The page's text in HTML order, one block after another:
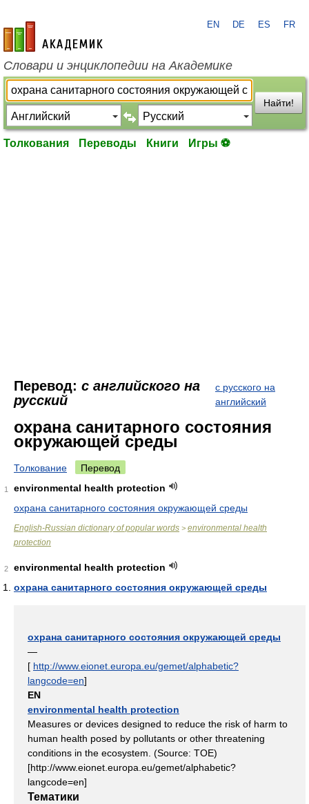
academic.ru
EN DE ES FR
Словари и энциклопедии на Академике
Найти!
Толкования Переводы Книги Игры ⚽
Перевод: с английского на
русский
с русского на
английский
охрана санитарного состояния
окружающей среды
Толкование Перевод
1
environmental health protection
охрана санитарного состояния окружающей среды
English-Russian dictionary of popular words > environmental health
protection
2
environmental health protection
охрана санитарного состояния окружающей среды
охрана санитарного состояния окружающей среды
—
[ http://www.eionet.europa.eu/gemet/alphabetic?
langcode=en]
EN
environmental health protection
Measures or devices designed to reduce the risk of harm to
human health posed by pollutants or other threatening
conditions in the ecosystem. (Source: TOE)
[http://www.eionet.europa.eu/gemet/alphabetic?
langcode=en]
Тематики